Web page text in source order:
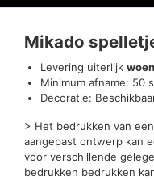
Mikado
Levering uiterlijk
Minimum afname: 50
Decoratie:
> Het bedrukken van
aangepast ontwerp kan
voor verschillende
bedrukken bedrukken